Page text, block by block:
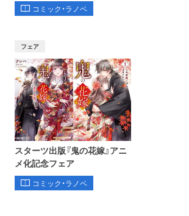
コミック・ラノベ
フェア
スターツ出版『鬼の花嫁』アニ
メ化記念フェア
コミック・ラノベ